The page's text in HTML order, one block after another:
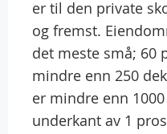
er til den private
og fremst.
det meste små; 60
mindre enn 250
er mindre enn
underkant av 1